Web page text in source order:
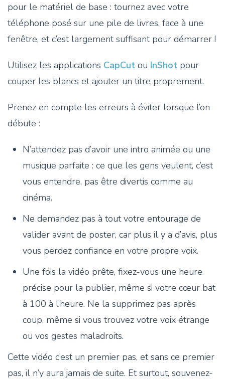
pour le matériel de base : tournez avec votre
téléphone posé sur une pile de livres, face à une
fenêtre, et c’est largement suffisant pour démarrer !
Utilisez les applications CapCut ou InShot pour
couper les blancs et ajouter un titre proprement.
Prenez en compte les erreurs à éviter lorsque l’on
débute :
N’attendez pas d’avoir une intro animée ou une
musique parfaite : ce que les gens veulent, c’est
vous entendre, pas être divertis comme au
cinéma.
Ne demandez pas à tout votre entourage de
valider avant de poster, car plus il y a d’avis, plus
vous perdez confiance en votre propre voix.
Une fois la vidéo prête, fixez-vous une heure
précise pour la publier, même si votre cœur bat
à 100 à l’heure. Ne la supprimez pas après
coup, même si vous trouvez votre voix étrange
ou vos gestes maladroits.
Cette vidéo c’est un premier pas, et sans ce premier
pas, il n’y aura jamais de suite. Et surtout, souvenez-